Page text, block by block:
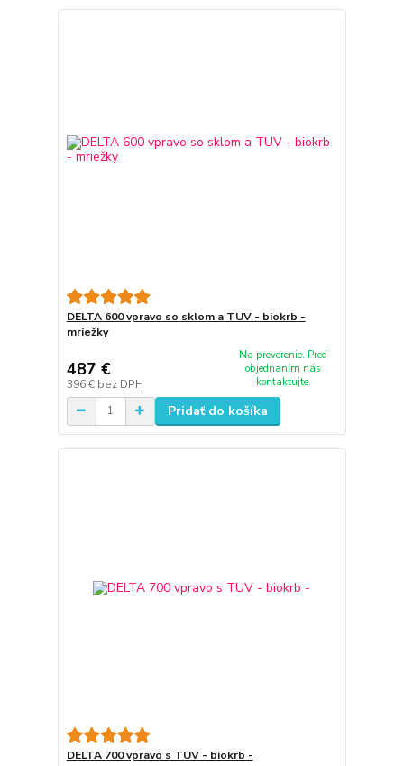
DELTA 600 vpravo so sklom a TUV - biokrb -
mriežky
487 €
396 € bez DPH
Na preverenie. Pred
objednaním nás
kontaktujte.
Pridať do košíka
DELTA 700 vpravo s TUV - biokrb -